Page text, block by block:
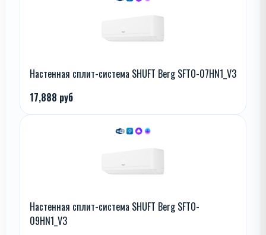
Настенная сплит-система SHUFT Berg SFTO-07HN1_V3
17,888 руб
Настенная сплит-система SHUFT Berg SFTO-
09HN1_V3